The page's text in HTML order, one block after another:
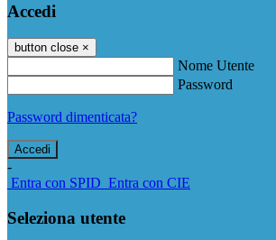
Accedi
button close ×
Nome Utente
Password
Password dimenticata?
-
Entra con SPID Entra con CIE
Seleziona utente